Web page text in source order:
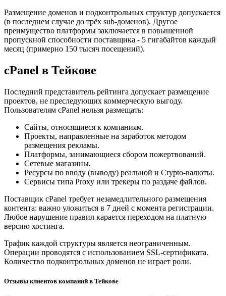
Размещение доменов и подконтрольных структур допускается
(в последнем случае до трёх sub-доменов). Другое
преимущество платформы заключается в повышенной
пропускной способности поставщика - 5 гигабайтов каждый
месяц (примерно 150 тысяч посещений).
cPanel в Тейкове
Последний представитель рейтинга допускает размещение
проектов, не преследующих коммерческую выгоду.
Пользователям cPanel нельзя размещать:
Сайты, относящиеся к компаниям.
Проекты, направленные на заработок методом
размещения рекламы.
Платформы, занимающиеся сбором пожертвований.
Сетевые магазины.
Ресурсы по вводу (выводу) реальной и Crypto-валюты.
Сервисы типа Proxy или трекеры по раздаче файлов.
Поставщик cPanel требует незамедлительного размещения
контента: важно уложиться в 7 дней с момента регистрации.
Любое нарушение правил карается переходом на платную
версию хостинга.
Трафик каждой структуры является неограниченным.
Операции проводятся с использованием SSL-сертификата.
Количество подконтрольных доменов не играет роли.
Отзывы клиентов компаний в Тейкове